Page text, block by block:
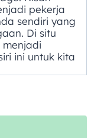
pekerja
sendiri yang
Di situ
ini untuk kita